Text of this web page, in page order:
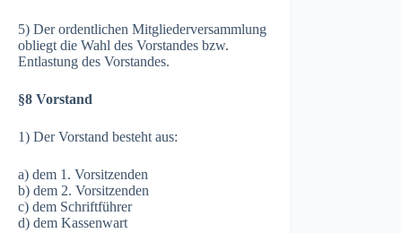
5) Der ordentlichen Mitgliederversammlung
obliegt die Wahl des Vorstandes bzw.
Entlastung des Vorstandes.
§8 Vorstand
1) Der Vorstand besteht aus:
a) dem 1. Vorsitzenden
b) dem 2. Vorsitzenden
c) dem Schriftführer
d) dem Kassenwart